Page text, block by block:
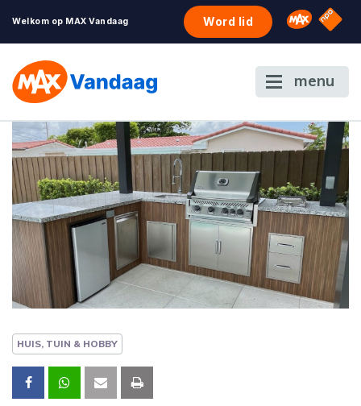
Welkom op MAX Vandaag Word lid Omroep
NPO
menu
HUIS, TUIN & HOBBY